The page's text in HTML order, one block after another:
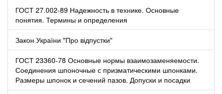
ГОСТ 27.002-89 Надежность в технике. Основные
понятия. Термины и определения
Закон України "Про відпустки"
ГОСТ 23360-78 Основные нормы взаимозаменяемости.
Соединения шпоночные с призматическими шпонками.
Размеры шпонок и сечений пазов. Допуски и посадки